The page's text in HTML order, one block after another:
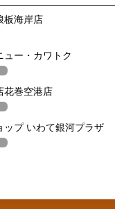
板海岸店
ュー・カワトク
花巻空港店
ップ いわて銀河プラザ